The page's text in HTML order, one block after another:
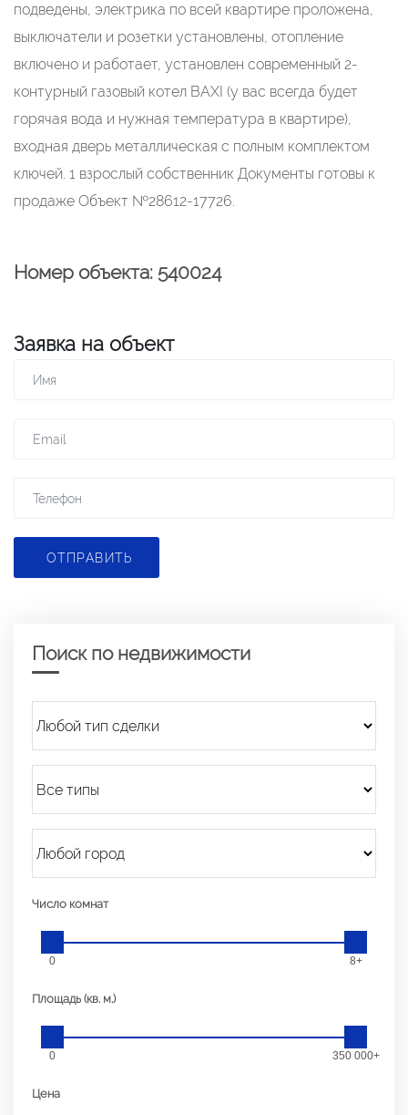
подведены, электрика по всей квартире проложена,
выключатели и розетки установлены, отопление
включено и работает, установлен современный 2-
контурный газовый котел BAXI (у вас всегда будет
горячая вода и нужная температура в квартире),
входная дверь металлическая с полным комплектом
ключей. 1 взрослый собственник Документы готовы к
продаже Объект №28612-17726.
Номер объекта: 540024
Заявка на объект
ОТПРАВИТЬ
Поиск по недвижимости
Число комнат
0 8+
Площадь (кв. м.)
0 350 000+
Цена